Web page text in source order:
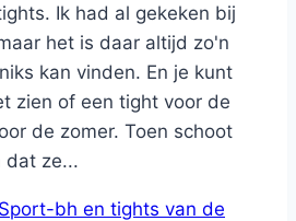
Ik had al gekeken bij
het is daar altijd zo'n
kan vinden. En je kunt
zien of een tight voor de
de zomer. Toen schoot
dat ze...
Sport-bh en tights van de